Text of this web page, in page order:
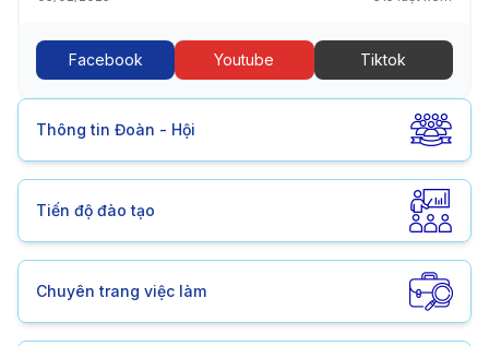
Facebook Youtube Tiktok
Thông tin Đoàn - Hội
Tiến độ đào tạo
Chuyên trang việc làm